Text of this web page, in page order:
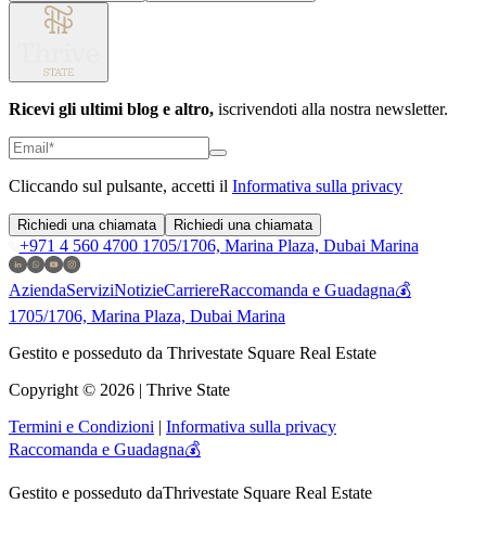
Ricevi gli ultimi blog e altro, iscrivendoti alla nostra newsletter.
Cliccando sul pulsante, accetti il Informativa sulla privacy
Richiedi una chiamata Richiedi una chiamata
+971 4 560 4700 1705/1706, Marina Plaza, Dubai Marina
AziendaServiziNotizieCarriereRaccomanda e Guadagna💰
1705/1706, Marina Plaza, Dubai Marina
Gestito e posseduto da Thrivestate Square Real Estate
Copyright © 2026 | Thrive State
Termini e Condizioni | Informativa sulla privacy
Raccomanda e Guadagna💰
Gestito e posseduto daThrivestate Square Real Estate